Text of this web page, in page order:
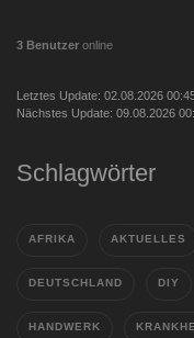
3 Benutzer online
Letztes Update: 02.08.2026
Nächstes Update: 09.08.2026
Schlagwörter
AFRIKA AKTUELLES
DEUTSCHLAND DIY
HANDWERK